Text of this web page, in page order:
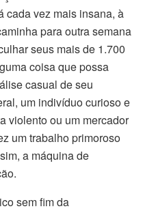
cada vez mais insana, à
para outra semana
seus mais de 1.700
coisa que possa
casual de seu
um indivíduo curioso e
violento ou um mercador
um trabalho primoroso
a máquina de
sem fim da